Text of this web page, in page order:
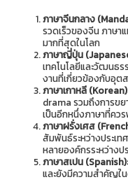
ภาษาจีนกลาง
รวดเร็วของจีน ภาษา
มากที่สุดในโลก
ภาษาญี่ปุ่น
เทคโนโลยีและวัฒนธ
งานที่เกี่ยวข้องกับอุต
ภาษาเกาหลี
drama รวมถึงการขย
เป็นอีกหนึ่งภาษาที่คว
ภาษาฝรั่งเศส
สัมพันธ์ระหว่างประเ
หลายองค์กรระหว่างป
ภาษาสเปน (Spanish):
และยังมีความสำคัญใ